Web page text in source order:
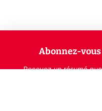
Abonnez-
Recevez un résumé